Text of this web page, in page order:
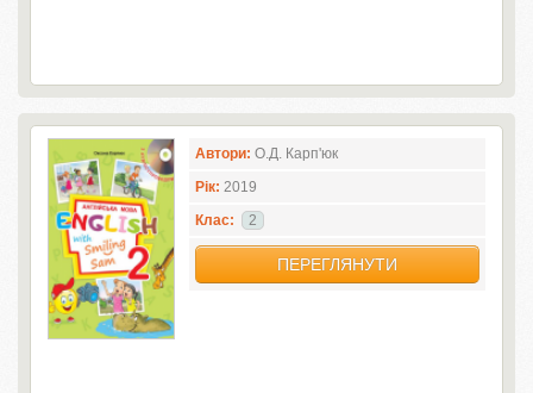
Автори: О.Д. Карп'юк
Рік: 2019
Клас:
2
ПЕРЕГЛЯНУТИ